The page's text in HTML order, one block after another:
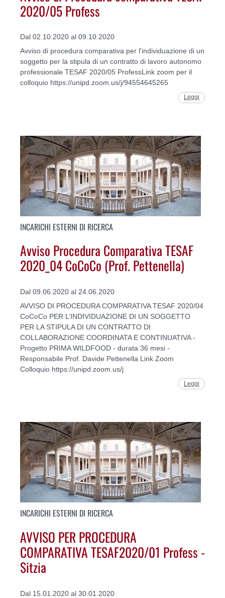
2020/05 Profess
Dal 02.10.2020 al 09.10.2020
Avviso di procedura comparativa per l'individuazione di un
soggetto per la stipula di un contratto di lavoro autonomo
professionale TESAF 2020/05 ProfessLink zoom per il
colloquio https://unipd.zoom.us/j/94554645265
Leggi
INCARICHI ESTERNI DI RICERCA
Avviso Procedura Comparativa TESAF
2020_04 CoCoCo (Prof. Pettenella)
Dal 09.06.2020 al 24.06.2020
AVVISO DI PROCEDURA COMPARATIVA TESAF 2020/04
CoCoCo PER L’INDIVIDUAZIONE DI UN SOGGETTO
PER LA STIPULA DI UN CONTRATTO DI
COLLABORAZIONE COORDINATA E CONTINUATIVA -
Progetto PRIMA WILDFOOD - durata 36 mesi -
Responsabile Prof. Davide Pettenella Link Zoom
Colloquio https://unipd.zoom.us/j
Leggi
INCARICHI ESTERNI DI RICERCA
AVVISO PER PROCEDURA
COMPARATIVA TESAF2020/01 Profess -
Sitzia
Dal 15.01.2020 al 30.01.2020